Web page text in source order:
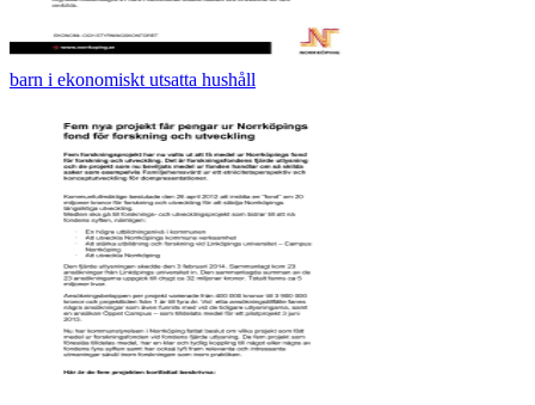
barn i ekonomiskt utsatta hushåll